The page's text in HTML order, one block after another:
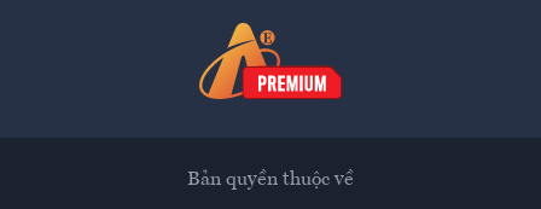
Bản quyền thuộc về